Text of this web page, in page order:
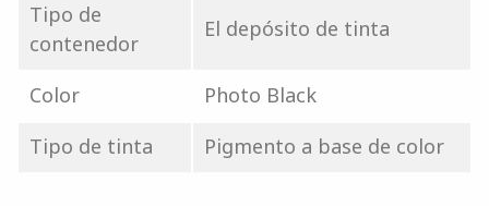
Tipo de
contenedor
El depósito de tinta
Color
Photo Black
Tipo de tinta
Pigmento a base de color